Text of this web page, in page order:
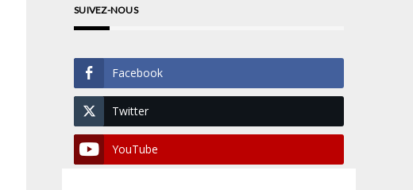
SUIVEZ-NOUS
Facebook
Twitter
YouTube